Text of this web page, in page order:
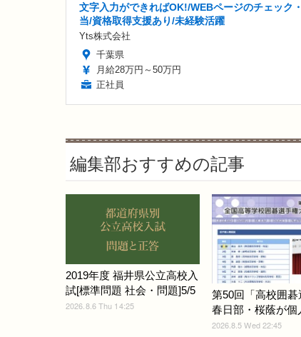
文字入力ができればOK!/WEBページのチェック
当/資格取得支援あり/未経験活躍
Yts株式会社
千葉県
月給28万円～50万円
正社員
編集部おすすめの記事
2019年度 福井県公立高校入
試[標準問題 社会・問題]5/5
2026.8.6 Thu 14:25
第50回「高校囲碁
春日部・桜蔭が個
2026.8.5 Wed 22:45